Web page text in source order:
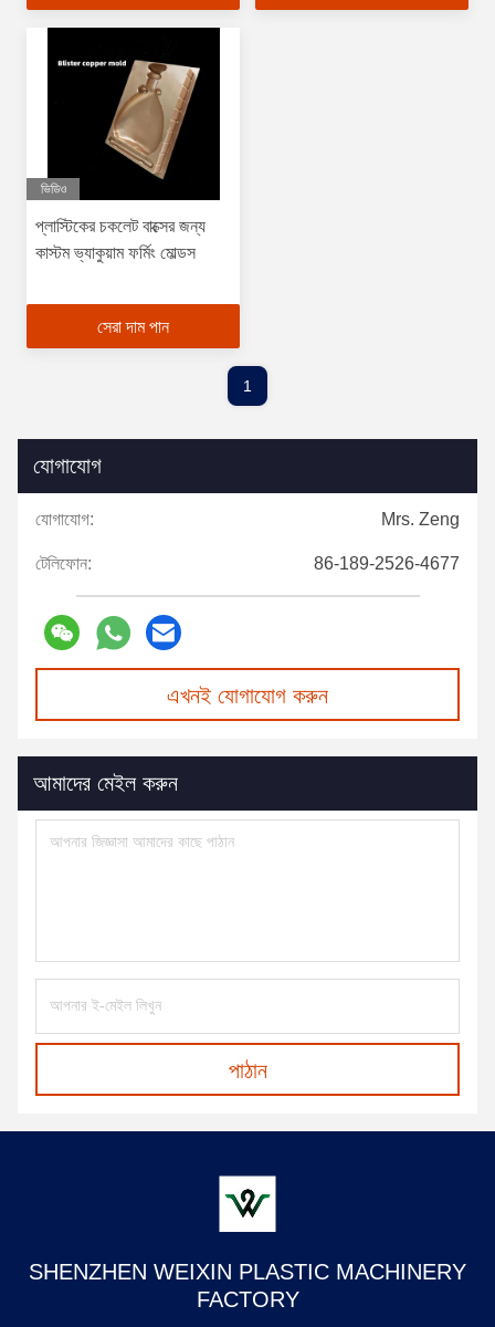
ভিডিও
প্লাস্টিকের চকলেট বাক্সের জন্য
কাস্টম ভ্যাকুয়াম ফর্মিং মোল্ডস
সেরা দাম পান
1
যোগাযোগ
যোগাযোগ: Mrs. Zeng
টেলিফোন: 86-189-2526-4677
এখনই যোগাযোগ করুন
আমাদের মেইল ​​করুন
পাঠান
SHENZHEN WEIXIN PLASTIC MACHINERY
FACTORY